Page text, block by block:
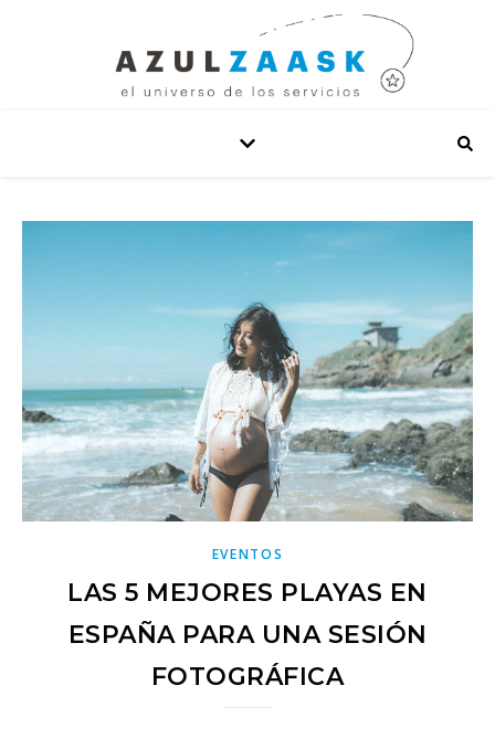
EVENTOS
LAS 5 MEJORES PLAYAS EN
ESPAÑA PARA UNA SESIÓN
FOTOGRÁFICA